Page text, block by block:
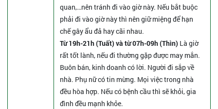
quan,…nên tránh đi vào giờ này. Nếu bắt buộc
phải đi vào giờ này thì nên giữ miệng để hạn
chế gây ẩu đả hay cãi nhau.
Từ 19h-21h (Tuất) và từ 07h-09h (Thìn) Là giờ
rất tốt lành, nếu đi thường gặp được may mắn.
Buôn bán, kinh doanh có lời. Người đi sắp về
nhà. Phụ nữ có tin mừng. Mọi việc trong nhà
đều hòa hợp. Nếu có bệnh cầu thì sẽ khỏi, gia
đình đều mạnh khỏe.